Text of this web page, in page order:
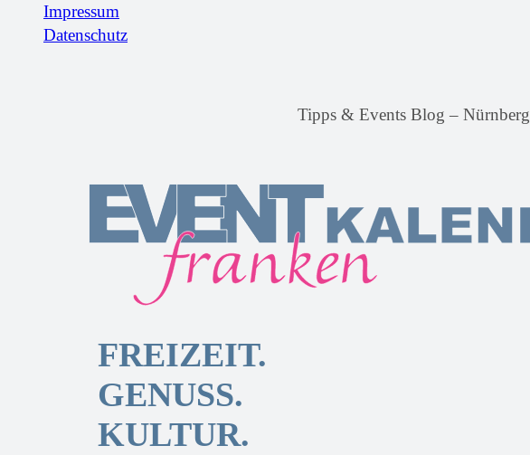
Impressum
Datenschutz
Tipps & Events Blog – Nürnberg
FREIZEIT.
GENUSS.
KULTUR.